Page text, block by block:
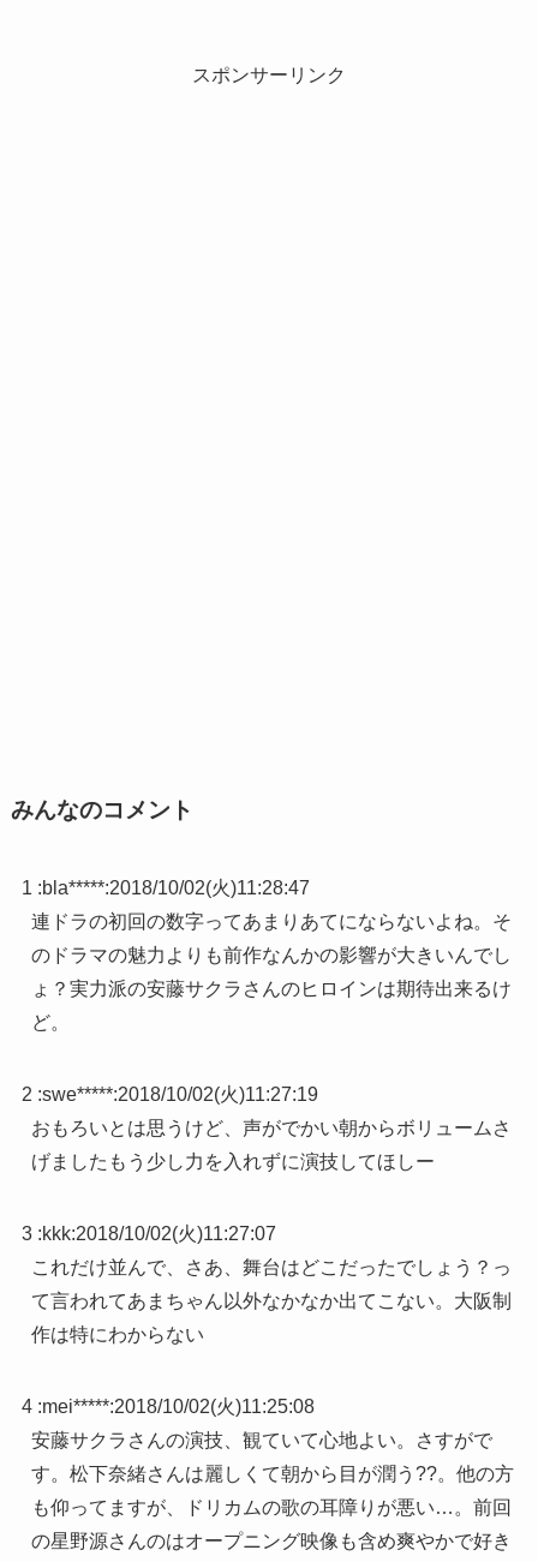
スポンサーリンク
みんなのコメント
1 :bla*****:2018/10/02(火)11:28:47
連ドラの初回の数字ってあまりあてにならないよね。そ
のドラマの魅力よりも前作なんかの影響が大きいんでし
ょ？実力派の安藤サクラさんのヒロインは期待出来るけ
ど。
2 :swe*****:2018/10/02(火)11:27:19
おもろいとは思うけど、声がでかい朝からボリュームさ
げましたもう少し力を入れずに演技してほしー
3 :kkk:2018/10/02(火)11:27:07
これだけ並んで、さあ、舞台はどこだったでしょう？っ
て言われてあまちゃん以外なかなか出てこない。大阪制
作は特にわからない
4 :mei*****:2018/10/02(火)11:25:08
安藤サクラさんの演技、観ていて心地よい。さすがで
す。松下奈緒さんは麗しくて朝から目が潤う??。他の方
も仰ってますが、ドリカムの歌の耳障りが悪い…。前回
の星野源さんのはオープニング映像も含め爽やかで好き